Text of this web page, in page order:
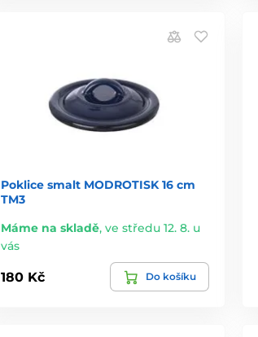
Poklice smalt MODROTISK 16 cm
TM3
Máme na skladě, ve středu 12. 8. u
vás
180 Kč Do košíku